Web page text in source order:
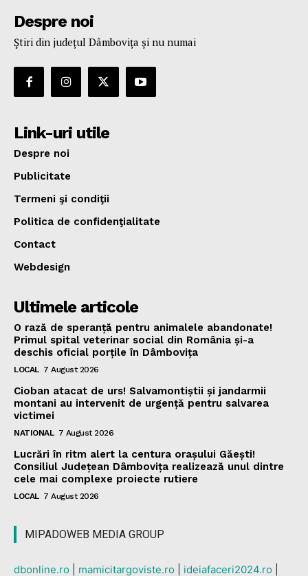
Despre noi
Ştiri din judeţul Dâmboviţa şi nu numai
Link-uri utile
Despre noi
Publicitate
Termeni şi condiţii
Politica de confidenţialitate
Contact
Webdesign
Ultimele articole
O rază de speranță pentru animalele abandonate!
Primul spital veterinar social din România și-a
deschis oficial porțile în Dâmbovița
LOCAL 7 August 2026
Cioban atacat de urs! Salvamontiștii și jandarmii
montani au intervenit de urgență pentru salvarea
victimei
NATIONAL 7 August 2026
Lucrări în ritm alert la centura orașului Găești!
Consiliul Județean Dâmbovița realizează unul dintre
cele mai complexe proiecte rutiere
LOCAL 7 August 2026
MIPADOWEB MEDIA GROUP
dbonline.ro mamicitargoviste.ro ideiafaceri2024.ro